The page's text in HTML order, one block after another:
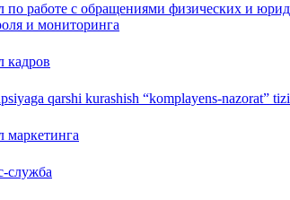
по работе с обращениями физических и
и мониторинга
кадров
qarshi kurashish “komplayens-nazorat”
маркетинга
служба